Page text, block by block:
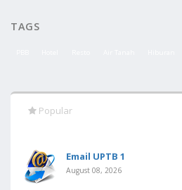
TAGS
Popular
Email UPTB 1
August 08, 2026